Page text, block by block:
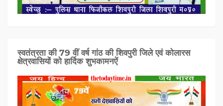
स्वतंत्रता की 79 वीं वर्ष गांठ की शिवपुरी जिले एवं कोलारस
क्षेत्रवासियों को हार्दिक शुभकामनऐं